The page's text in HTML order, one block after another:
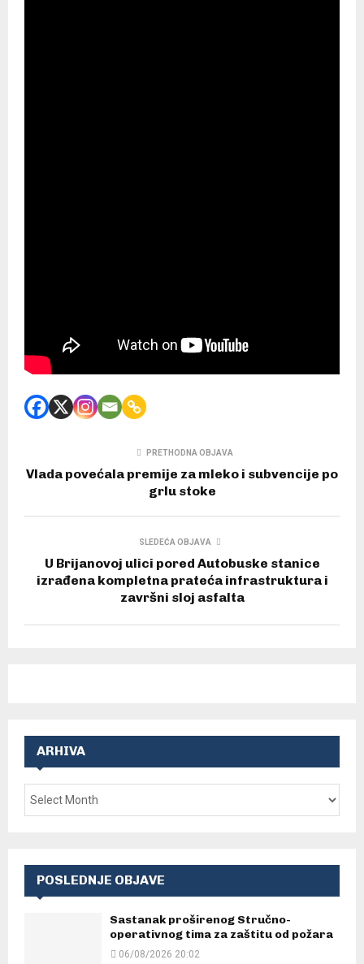
PRETHODNA OBJAVA
Vlada povećala premije za mleko i subvencije po
grlu stoke
SLEDEĆA OBJAVA
U Brijanovoj ulici pored Autobuske stanice
izrađena kompletna prateća infrastruktura i
završni sloj asfalta
ARHIVA
POSLEDNJE OBJAVE
Sastanak proširenog Stručno-
operativnog tima za zaštitu od požara
06/08/2026 20:02